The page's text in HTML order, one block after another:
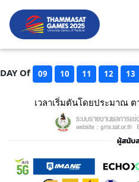
DAY Of 09 10 11 12 13
เวลาเริ่มตันโดยประมาณ